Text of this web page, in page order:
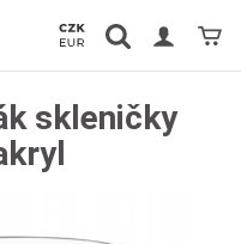
Vyhledávání Košík
skleničky